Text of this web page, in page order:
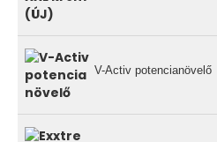
V-Activ potencianövelő